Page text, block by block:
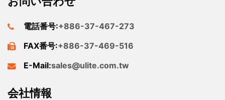
電話番号:+886-37-467-273
FAX番号:+886-37-469-516
E-Mail:sales@ulite.com.tw
会社情報